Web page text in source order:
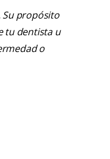
Su propósito
tu dentista u
o